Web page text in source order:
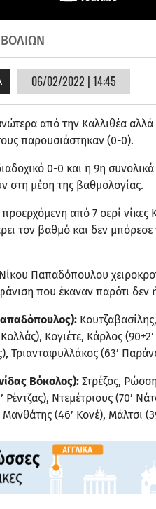
06/02/2022 | 14:45
από την Καλλιθέα αλλά
παρουσιάστηκαν (0-0).
0-0 και η 9η
στη μέση της βαθμολογίας.
από 7 σερί νίκες
τον βαθμό και δεν μπόρεσε
Παπαδόπουλου
που έκαναν παρότι δεν
Κογιέτε, Κάρλος
Τριανταφυλλάκος (63’
Βόκολος): Στρέζος,
Ρέντζας), Ντεμέτριους (70’
(46’ Κονέ), Μάλτσι